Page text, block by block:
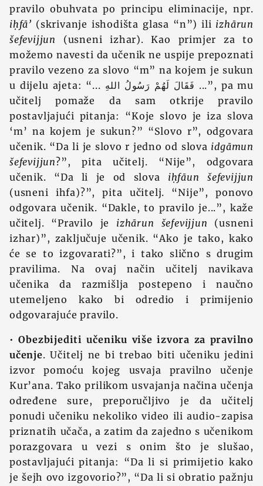
pravilo obuhvata po principu eliminacije, npr.
iḥfā’ (skrivanje ishodišta glasa “n”) ili izhārun
šefevijjun (usneni izhar). Kao primjer za to
možemo navesti da učenik ne uspije prepoznati
pravilo vezeno za slovo “m” na kojem je sukun
u dijelu ajeta: “... فَقَالَ لَهُمْ رَسُولُ اللهِ ...”, pa mu
učitelj pomaže da sam otkrije pravilo
postavljajući pitanja: “Koje slovo je iza slova
‘m’ na kojem je sukun?” “Slovo r”, odgovara
učenik. “Da li je slovo r jedno od slova idgāmun
šefevijjun ?”, pita učitelj. “Nije”, odgovara
učenik. “Da li je od slova iḥfāun šefevijjun
(usneni ihfa)?”, pita učitelj. “Nije”, ponovo
odgovara učenik. “Dakle, to pravilo je...”, kaže
učitelj. “Pravilo je izhārun šefevijjun (usneni
izhar)”, zaključuje učenik. “Ako je tako, kako
će se to izgovarati?”, i tako slično s drugim
pravilima. Na ovaj način učitelj navikava
učenika da razmišlja postepeno i naučno
utemeljeno kako bi odredio i primijenio
odgovarajuće pravilo.
•Obezbijediti učeniku više izvora za pravilno
učenje. Učitelj ne bi trebao biti učeniku jedini
izvor pomoću kojeg usvaja pravilno učenje
Kur’ana. Tako prilikom usvajanja načina učenja
određene sure, preporučljivo je da učitelj
ponudi učeniku nekoliko video ili audio-zapisa
priznatih učača, a zatim da zajedno s učenikom
porazgovara u vezi s onim što je slušao,
postavljajući pitanja: “Da li si primijetio kako
je šejh ovo izgovorio?”, “Da li si obratio pažnju